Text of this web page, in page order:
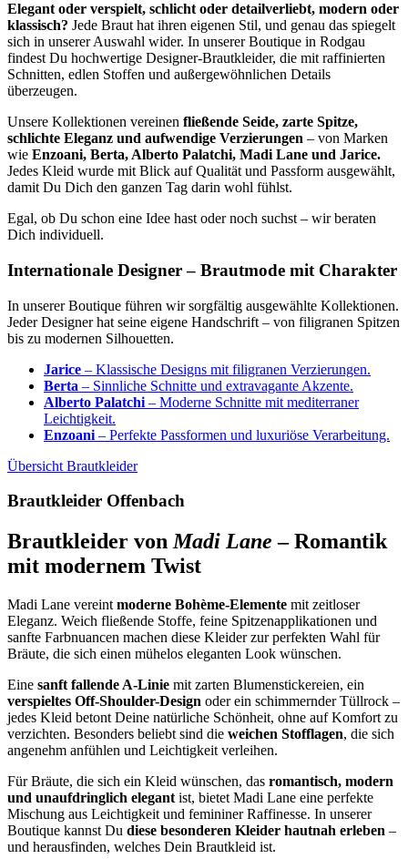
Elegant oder verspielt, schlicht oder detailverliebt, modern oder
klassisch? Jede Braut hat ihren eigenen Stil, und genau das spiegelt
sich in unserer Auswahl wider. In unserer Boutique in Rodgau
findest Du hochwertige Designer-Brautkleider, die mit raffinierten
Schnitten, edlen Stoffen und außergewöhnlichen Details
überzeugen.
Unsere Kollektionen vereinen fließende Seide, zarte Spitze,
schlichte Eleganz und aufwendige Verzierungen – von Marken
wie Enzoani, Berta, Alberto Palatchi, Madi Lane und Jarice.
Jedes Kleid wurde mit Blick auf Qualität und Passform ausgewählt,
damit Du Dich den ganzen Tag darin wohl fühlst.
Egal, ob Du schon eine Idee hast oder noch suchst – wir beraten
Dich individuell.
Internationale Designer – Brautmode mit Charakter
In unserer Boutique führen wir sorgfältig ausgewählte Kollektionen.
Jeder Designer hat seine eigene Handschrift – von filigranen Spitzen
bis zu modernen Silhouetten.
Jarice – Klassische Designs mit filigranen Verzierungen.
Berta – Sinnliche Schnitte und extravagante Akzente.
Alberto Palatchi – Moderne Schnitte mit mediterraner
Leichtigkeit.
Enzoani – Perfekte Passformen und luxuriöse Verarbeitung.
Übersicht Brautkleider
Brautkleider Offenbach
Brautkleider vonMadi Lane – Romantik
mit modernem Twist
Madi Lane vereint moderne Bohème-Elemente mit zeitloser
Eleganz. Weich fließende Stoffe, feine Spitzenapplikationen und
sanfte Farbnuancen machen diese Kleider zur perfekten Wahl für
Bräute, die sich einen mühelos eleganten Look wünschen.
Eine sanft fallende A-Linie mit zarten Blumenstickereien, ein
verspieltes Off-Shoulder-Design oder ein schimmernder Tüllrock –
jedes Kleid betont Deine natürliche Schönheit, ohne auf Komfort zu
verzichten. Besonders beliebt sind die weichen Stofflagen, die sich
angenehm anfühlen und Leichtigkeit verleihen.
Für Bräute, die sich ein Kleid wünschen, das romantisch, modern
und unaufdringlich elegant ist, bietet Madi Lane eine perfekte
Mischung aus Leichtigkeit und femininer Raffinesse. In unserer
Boutique kannst Du diese besonderen Kleider hautnah erleben –
und herausfinden, welches Dein Brautkleid ist.